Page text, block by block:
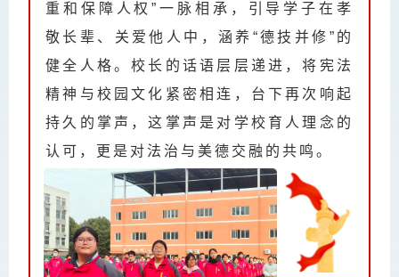
重和保障人权”一脉相承，引导学子在孝
敬长辈、关爱他人中，涵养“德技并修”的
健全人格。校长的话语层层递进，将宪法
精神与校园文化紧密相连，台下再次响起
持久的掌声，这掌声是对学校育人理念的
认可，更是对法治与美德交融的共鸣。